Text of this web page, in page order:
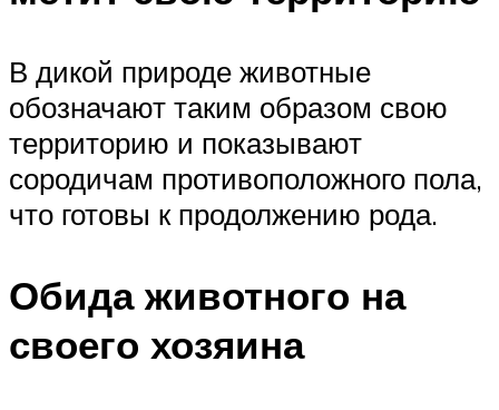
В дикой природе животные
обозначают таким образом свою
территорию и показывают
сородичам противоположного пола,
что готовы к продолжению рода.
Обида животного на
своего хозяина